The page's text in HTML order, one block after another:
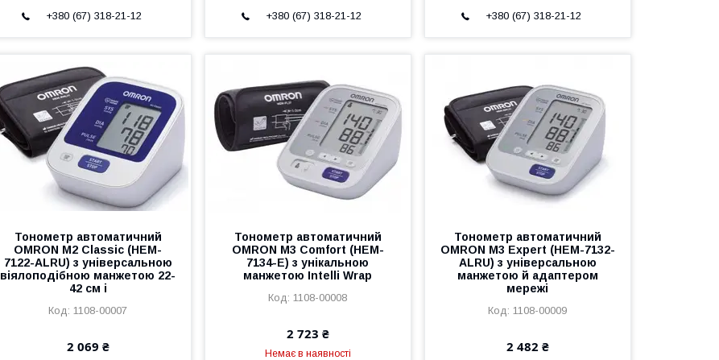
+380 (67) 318-21-12 +380 (67) 318-21-12 +380 (67) 318-21-12
Тонометр автоматичний
OMRON M2 Classic (НЕM-
7122-ALRU) з універсальною
віялоподібною манжетою 22-
42 см і
1108-00007
2 069 ₴
Тонометр автоматичний
OMRON M3 Comfort (HEM-
7134-E) з унікальною
манжетою Intelli Wrap
1108-00008
2 723 ₴
Немає в наявності
Тонометр автоматичний
OMRON M3 Expert (НЕM-7132-
ALRU) з універсальною
манжетою й адаптером
мережі
1108-00009
2 482 ₴